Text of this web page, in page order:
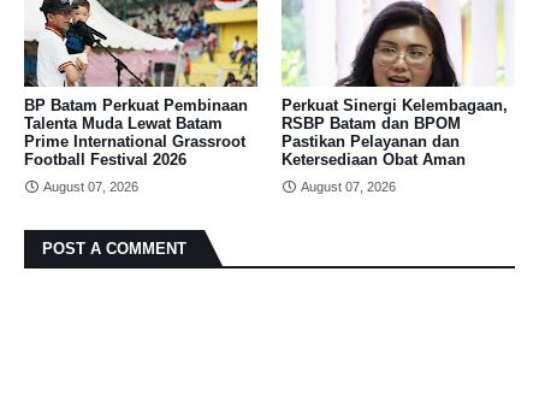
BP Batam Perkuat Pembinaan
Talenta Muda Lewat Batam
Prime International Grassroot
Football Festival 2026
August 07, 2026
Perkuat Sinergi Kelembagaan,
RSBP Batam dan BPOM
Pastikan Pelayanan dan
Ketersediaan Obat Aman
August 07, 2026
POST A COMMENT